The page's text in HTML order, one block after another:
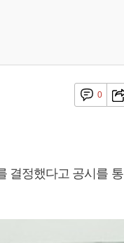
0
결정했다고 공시를 통